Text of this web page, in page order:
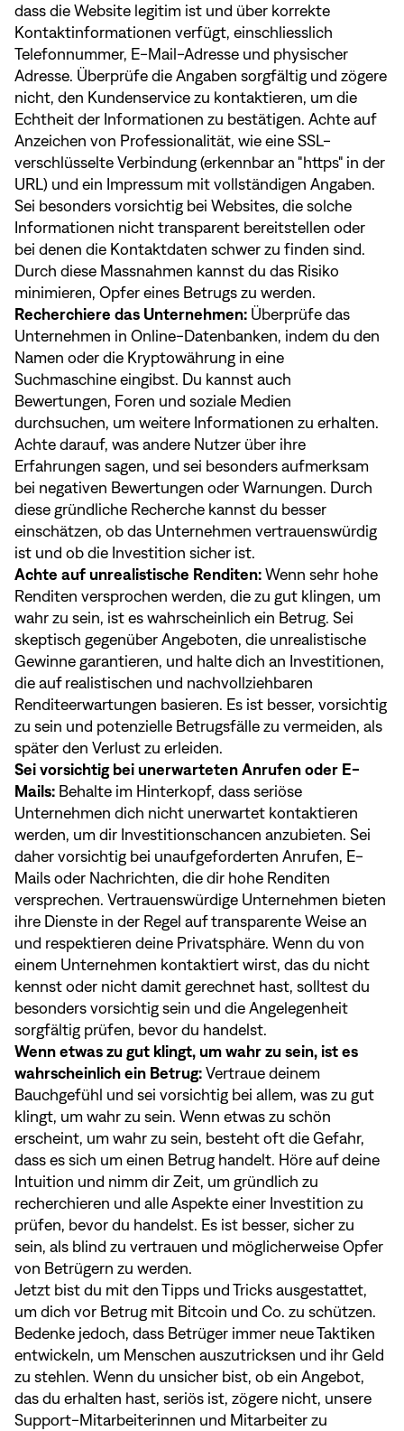
dass die Website legitim ist und über korrekte
Kontaktinformationen verfügt, einschliesslich
Telefonnummer, E-Mail-Adresse und physischer
Adresse. Überprüfe die Angaben sorgfältig und zögere
nicht, den Kundenservice zu kontaktieren, um die
Echtheit der Informationen zu bestätigen. Achte auf
Anzeichen von Professionalität, wie eine SSL-
verschlüsselte Verbindung (erkennbar an "https" in der
URL) und ein Impressum mit vollständigen Angaben.
Sei besonders vorsichtig bei Websites, die solche
Informationen nicht transparent bereitstellen oder
bei denen die Kontaktdaten schwer zu finden sind.
Durch diese Massnahmen kannst du das Risiko
minimieren, Opfer eines Betrugs zu werden.
Recherchiere das Unternehmen: Überprüfe das
Unternehmen in Online-Datenbanken, indem du den
Namen oder die Kryptowährung in eine
Suchmaschine eingibst. Du kannst auch
Bewertungen, Foren und soziale Medien
durchsuchen, um weitere Informationen zu erhalten.
Achte darauf, was andere Nutzer über ihre
Erfahrungen sagen, und sei besonders aufmerksam
bei negativen Bewertungen oder Warnungen. Durch
diese gründliche Recherche kannst du besser
einschätzen, ob das Unternehmen vertrauenswürdig
ist und ob die Investition sicher ist.
Achte auf unrealistische Renditen: Wenn sehr hohe
Renditen versprochen werden, die zu gut klingen, um
wahr zu sein, ist es wahrscheinlich ein Betrug. Sei
skeptisch gegenüber Angeboten, die unrealistische
Gewinne garantieren, und halte dich an Investitionen,
die auf realistischen und nachvollziehbaren
Renditeerwartungen basieren. Es ist besser, vorsichtig
zu sein und potenzielle Betrugsfälle zu vermeiden, als
später den Verlust zu erleiden.
Sei vorsichtig bei unerwarteten Anrufen oder E-
Mails: Behalte im Hinterkopf, dass seriöse
Unternehmen dich nicht unerwartet kontaktieren
werden, um dir Investitionschancen anzubieten. Sei
daher vorsichtig bei unaufgeforderten Anrufen, E-
Mails oder Nachrichten, die dir hohe Renditen
versprechen. Vertrauenswürdige Unternehmen bieten
ihre Dienste in der Regel auf transparente Weise an
und respektieren deine Privatsphäre. Wenn du von
einem Unternehmen kontaktiert wirst, das du nicht
kennst oder nicht damit gerechnet hast, solltest du
besonders vorsichtig sein und die Angelegenheit
sorgfältig prüfen, bevor du handelst.
Wenn etwas zu gut klingt, um wahr zu sein, ist es
wahrscheinlich ein Betrug: Vertraue deinem
Bauchgefühl und sei vorsichtig bei allem, was zu gut
klingt, um wahr zu sein. Wenn etwas zu schön
erscheint, um wahr zu sein, besteht oft die Gefahr,
dass es sich um einen Betrug handelt. Höre auf deine
Intuition und nimm dir Zeit, um gründlich zu
recherchieren und alle Aspekte einer Investition zu
prüfen, bevor du handelst. Es ist besser, sicher zu
sein, als blind zu vertrauen und möglicherweise Opfer
von Betrügern zu werden.
Jetzt bist du mit den Tipps und Tricks ausgestattet,
um dich vor Betrug mit Bitcoin und Co. zu schützen.
Bedenke jedoch, dass Betrüger immer neue Taktiken
entwickeln, um Menschen auszutricksen und ihr Geld
zu stehlen. Wenn du unsicher bist, ob ein Angebot,
das du erhalten hast, seriös ist, zögere nicht, unsere
Support-Mitarbeiterinnen und Mitarbeiter zu